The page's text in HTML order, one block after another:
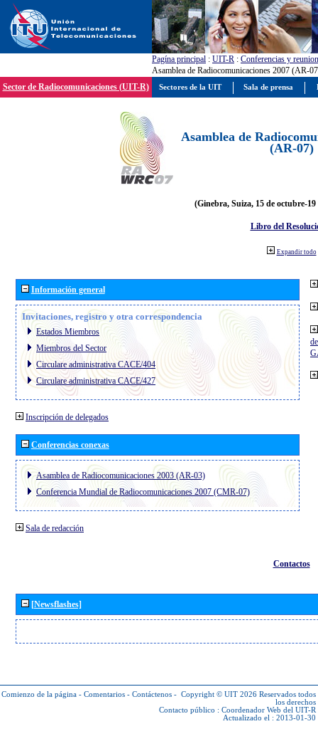
Pagína principal : UIT-R : Conferencias y
Asamblea de Radiocomunicaciones 2007 (AR-
Sector de Radiocomunicaciones (UIT-R)
Asamblea de
(AR-07)
(Ginebra, Suiza, 15 de octubre-19
Libro del
Expandir todo
Información general
Invitaciones, registro y otra correspondencia
Estados Miembros
Miembros del Sector
Circulare administrativa CACE/404
Circulare administrativa CACE/427
Inscripción de delegados
Conferencias conexas
Asamblea de Radiocomunicaciones 2003 (AR-03)
Conferencia Mundial de Radiocomunicaciones 2007 (CMR-07)
Sala de redacción
Contactos
[Newsflashes]
Comienzo de la página - Comentarios - Contáctenos - Copyright © UIT 2026 Reservados todos
los derechos
Contacto público : Coordenador Web del UIT-R
Actualizado el : 2013-01-30
Sectores de la UIT Sala de prensa